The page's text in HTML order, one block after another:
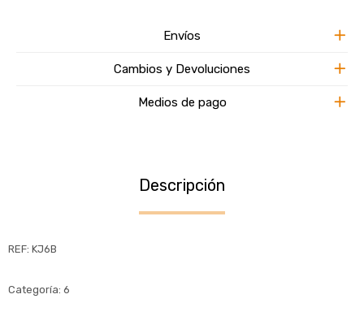
Envíos
Cambios y Devoluciones
Medios de pago
Descripción
REF: KJ6B
Categoría: 6